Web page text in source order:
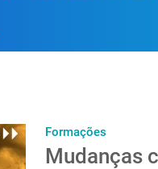
Formações
Mudanças